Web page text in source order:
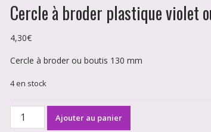
Cercle à broder plastique violet
4,30€
Cercle à broder ou boutis 130 mm
4 en stock
quantité
Ajouter au panier